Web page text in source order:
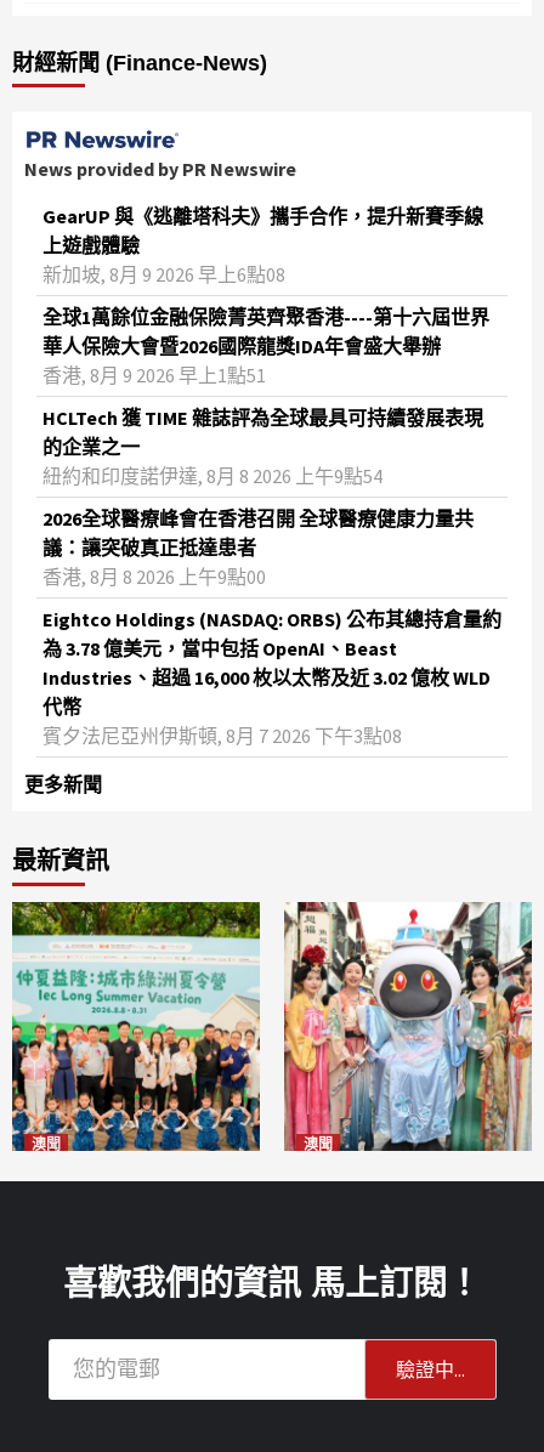
財經新聞 (Finance-News)
News provided by PR Newswire
GearUP 與《逃離塔科夫》攜手合作，提升新賽季線
上遊戲體驗
新加坡, 8月 9 2026 早上6點08
全球1萬餘位金融保險菁英齊聚香港----第十六屆世界
華人保險大會暨2026國際龍獎IDA年會盛大舉辦
香港, 8月 9 2026 早上1點51
HCLTech 獲 TIME 雜誌評為全球最具可持續發展表現
的企業之一
紐約和印度諾伊達, 8月 8 2026 上午9點54
2026全球醫療峰會在香港召開 全球醫療健康力量共
議：讓突破真正抵達患者
香港, 8月 8 2026 上午9點00
Eightco Holdings (NASDAQ: ORBS) 公布其總持倉量約
為 3.78 億美元，當中包括 OpenAI、Beast
Industries、超過 16,000 枚以太幣及近 3.02 億枚 WLD
代幣
賓夕法尼亞州伊斯頓, 8月 7 2026 下午3點08
更多新聞
最新資訊
澳聞
2026-08-09
澳聞
喜歡我們的資訊 馬上訂閱！